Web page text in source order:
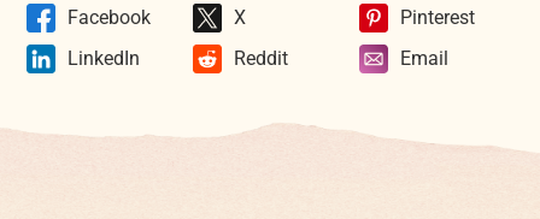
Facebook X
Pinterest
LinkedIn
Reddit Email